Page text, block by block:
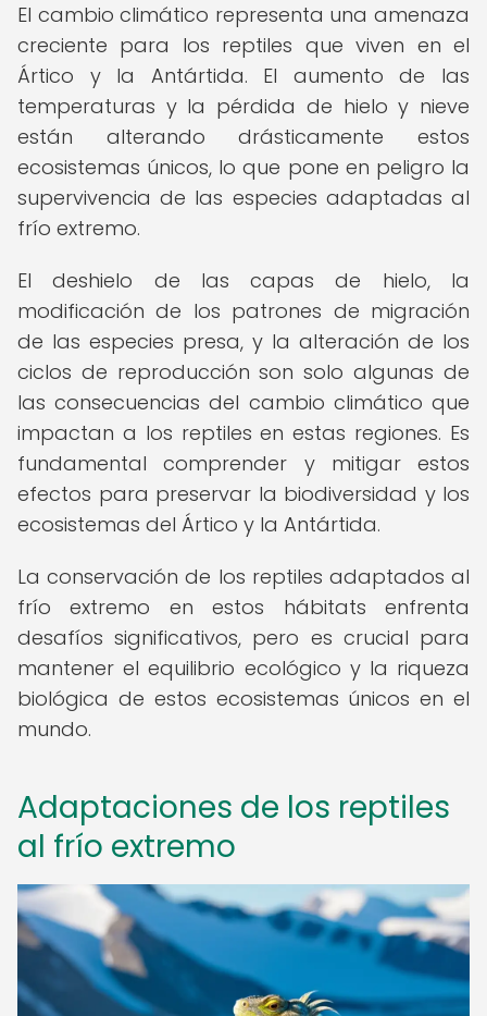
El cambio climático representa una amenaza
creciente para los reptiles que viven en el
Ártico y la Antártida. El aumento de las
temperaturas y la pérdida de hielo y nieve
están alterando drásticamente estos
ecosistemas únicos, lo que pone en peligro la
supervivencia de las especies adaptadas al
frío extremo.
El deshielo de las capas de hielo, la
modificación de los patrones de migración
de las especies presa, y la alteración de los
ciclos de reproducción son solo algunas de
las consecuencias del cambio climático que
impactan a los reptiles en estas regiones. Es
fundamental comprender y mitigar estos
efectos para preservar la biodiversidad y los
ecosistemas del Ártico y la Antártida.
La conservación de los reptiles adaptados al
frío extremo en estos hábitats enfrenta
desafíos significativos, pero es crucial para
mantener el equilibrio ecológico y la riqueza
biológica de estos ecosistemas únicos en el
mundo.
Adaptaciones de los reptiles
al frío extremo